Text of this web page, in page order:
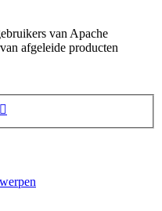
van Apache
afgeleide producten